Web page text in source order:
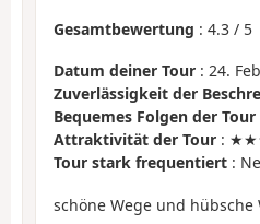
Gesamtbewertung : 4.3 / 5
Datum deiner Tour : 24.
Zuverlässigkeit der
Bequemes Folgen der Tour
Attraktivität der Tour :
Tour stark frequentiert :
schöne Wege und hübsche